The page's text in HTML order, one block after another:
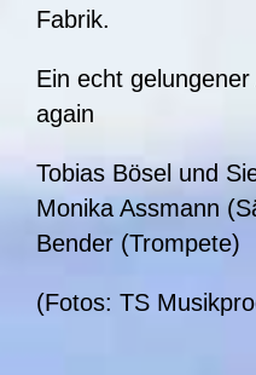
Fabrik.
Ein echt
again
Tobias Bösel und
Monika Assmann
Bender (Trompete)
(Fotos: TS